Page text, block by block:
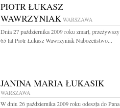
PIOTR ŁUKASZ
WAWRZYNIAK WARSZAWA
Dnia 27 października 2009 roku zmarł, przeżywszy
65 lat Piotr Łukasz Wawrzyniak Nabożeństwo...
JANINA MARIA ŁUKASIK
WARSZAWA
W dniu 26 października 2009 roku odeszła do Pana